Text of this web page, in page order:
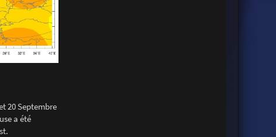
20 Septembre
a été